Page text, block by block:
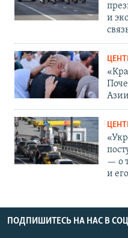
и
— о
и
ПОДПИШИТЕСЬ НА НАС В